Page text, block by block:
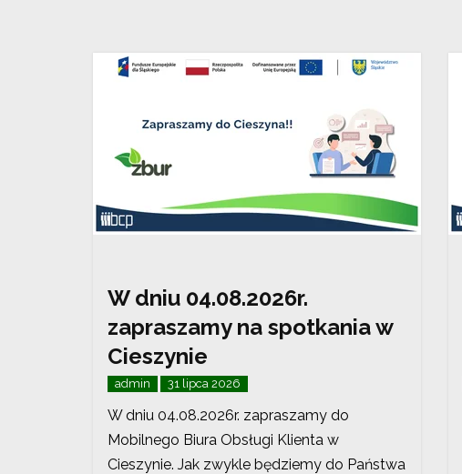
W dniu 04.08.2026r.
zapraszamy na spotkania w
Cieszynie
admin 31 lipca 2026
W dniu 04.08.2026r. zapraszamy do
Mobilnego Biura Obsługi Klienta w
Cieszynie. Jak zwykle będziemy do Państwa